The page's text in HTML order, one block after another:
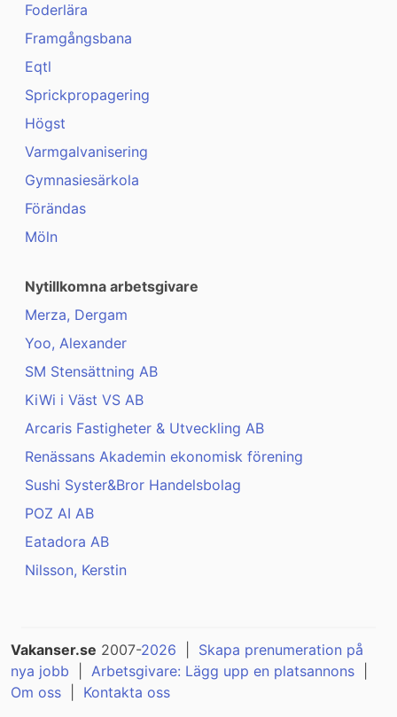
Foderlära
Framgångsbana
Eqtl
Sprickpropagering
Högst
Varmgalvanisering
Gymnasiesärkola
Förändas
Möln
Nytillkomna arbetsgivare
Merza, Dergam
Yoo, Alexander
SM Stensättning AB
KiWi i Väst VS AB
Arcaris Fastigheter & Utveckling AB
Renässans Akademin ekonomisk förening
Sushi Syster&Bror Handelsbolag
POZ AI AB
Eatadora AB
Nilsson, Kerstin
Vakanser.se 2007-2026
Skapa prenumeration på
nya jobb
Arbetsgivare: Lägg upp en platsannons
Om oss
Kontakta oss